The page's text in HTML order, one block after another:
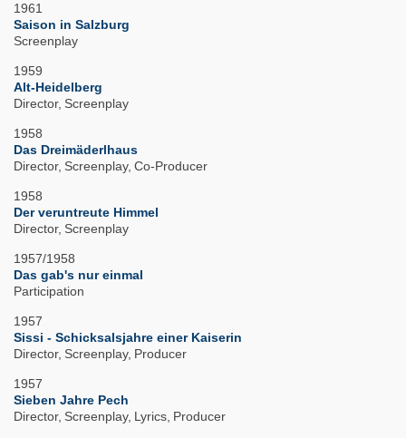
1961
Saison in Salzburg
Screenplay
1959
Alt-Heidelberg
Director Screenplay
1958
Das Dreimäderlhaus
Director Screenplay Co-Producer
1958
Der veruntreute Himmel
Director Screenplay
1957/1958
Das gab's nur einmal
Participation
1957
Sissi - Schicksalsjahre einer Kaiserin
Director Screenplay Producer
1957
Sieben Jahre Pech
Director Screenplay Lyrics Producer